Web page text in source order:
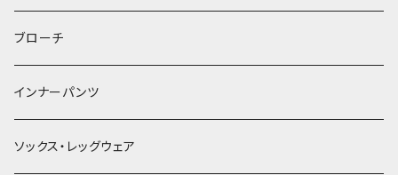
ヘアゴム
簪
ブローチ
インナーパンツ
ソックス・レッグウェア